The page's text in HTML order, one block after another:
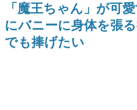
聞きし、ヒットする企
きます。
赫本
この物語を解いてはい
「魔王ちゃん」が可
にバニーに身体を張
でも捧げたい